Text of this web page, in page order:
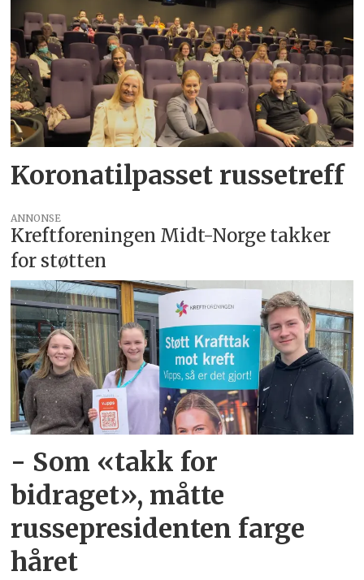
Koronatilpasset russetreff
ANNONSE
Kreftforeningen Midt-Norge takker
for støtten
- Som «takk for
bidraget», måtte
russepresidenten farge
håret